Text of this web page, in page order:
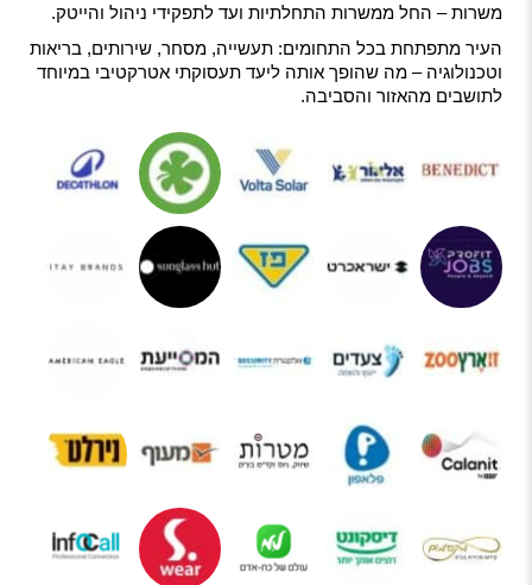
משרות – החל ממשרות התחלתיות ועד לתפקידי ניהול והייטק.
העיר מתפתחת בכל התחומים: תעשייה, מסחר, שירותים, בריאות
וטכנולוגיה – מה שהופך אותה ליעד תעסוקתי אטרקטיבי במיוחד
לתושבים מהאזור והסביבה.